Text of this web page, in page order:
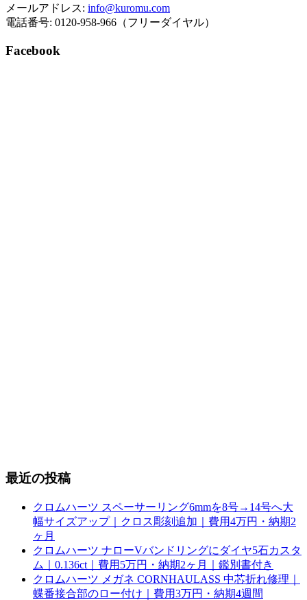
メールアドレス: info@kuromu.com
電話番号: 0120-958-966（フリーダイヤル）
Facebook
最近の投稿
クロムハーツ スペーサーリング6mmを8号→14号へ大
幅サイズアップ｜クロス彫刻追加｜費用4万円・納期2
ヶ月
クロムハーツ ナローVバンドリングにダイヤ5石カスタ
ム｜0.136ct｜費用5万円・納期2ヶ月｜鑑別書付き
クロムハーツ メガネ CORNHAULASS 中芯折れ修理｜
蝶番接合部のロー付け｜費用3万円・納期4週間